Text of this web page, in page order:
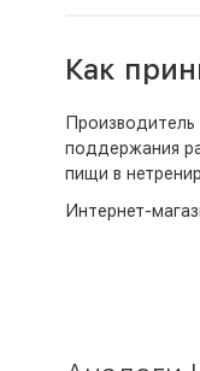
Как
поддержания
пищи в
Интернет-